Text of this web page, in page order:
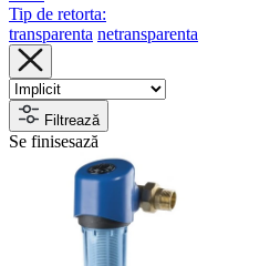
Tip de retorta:
transparenta netransparenta
Filtrează
Se finisesază